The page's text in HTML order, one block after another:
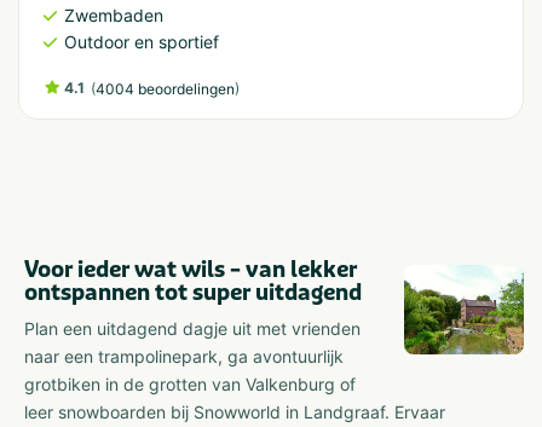
Zwembaden
Outdoor en sportief
4.1 (4004 beoordelingen)
Voor ieder wat wils – van lekker
ontspannen tot super uitdagend
Plan een uitdagend dagje uit met vrienden
naar een trampolinepark, ga avontuurlijk
grotbiken in de grotten van Valkenburg of
leer snowboarden bij Snowworld in Landgraaf. Ervaar